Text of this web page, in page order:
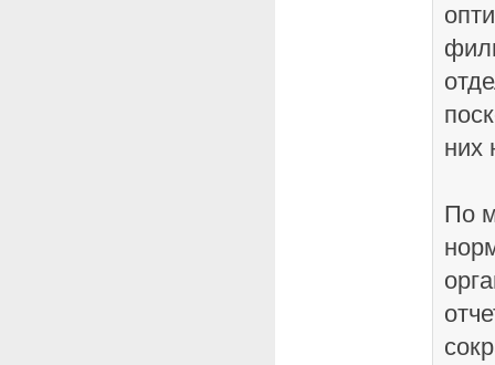
них
По